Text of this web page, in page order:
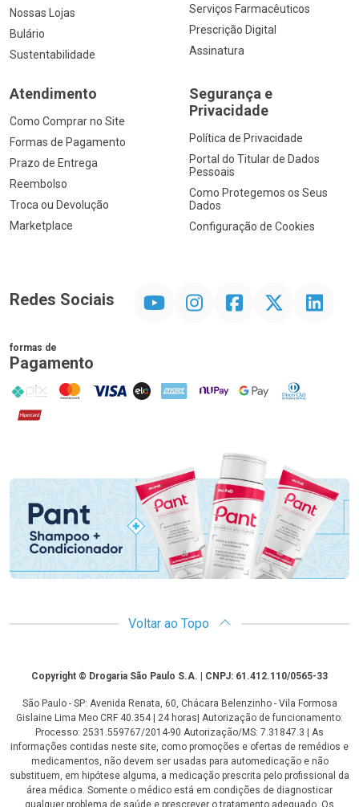
Nossas Lojas
Bulário
Sustentabilidade
Serviços Farmacêuticos
Prescrição Digital
Assinatura
Atendimento
Como Comprar no Site
Formas de Pagamento
Prazo de Entrega
Reembolso
Troca ou Devolução
Marketplace
Segurança e
Privacidade
Política de Privacidade
Portal do Titular de Dados
Pessoais
Como Protegemos os Seus
Dados
Configuração de Cookies
Redes Sociais InstagramFacebookTwitter Linkedin
formas de
Pagamento
PIX MasterCard
VISA ELO AMEX NuPay Google PayDiners Club
Hipercard
Promoção em Destaque
Voltar ao Topo
CopyrightCopyright © Drogaria São Paulo S.A. | CNPJ: 61.412.110/0565-33
São Paulo - SP: Avenida Renata, 60, Chácara Belenzinho - Vila Formosa
Gislaine Lima Meo CRF 40.354 | 24 horas| Autorização de funcionamento:
Processo: 2531.559767/2014-90 Autorização/MS: 7.31847.3 | As
informações contidas neste site, como promoções e ofertas de remédios e
medicamentos, não devem ser usadas para automedicação e não
substituem, em hipótese alguma, a medicação prescrita pelo profissional da
área médica. Somente o médico está em condições de diagnosticar
qualquer problema de saúde e prescrever o tratamento adequado. Os